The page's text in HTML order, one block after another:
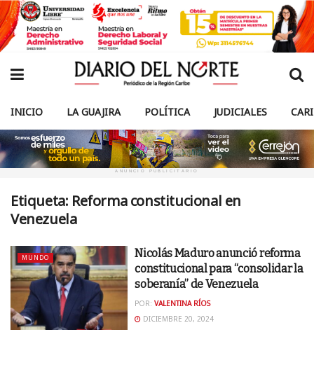
INICIO LA GUAJIRA POLÍTICA JUDICIALES
ANUNCIO PUBLICITARIO
Etiqueta: Reforma constitucional en
Venezuela
MUNDO
Nicolás Maduro anunció reforma
constitucional para “consolidar la
soberanía” de Venezuela
POR: VALENTINA RÍOS
DICIEMBRE 20, 2024